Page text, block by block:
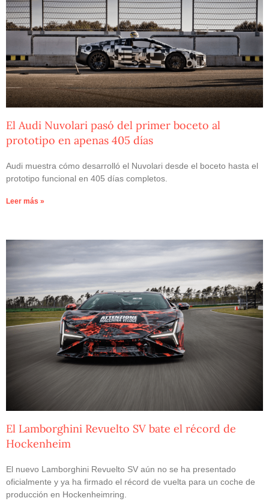
El Audi Nuvolari pasó del primer boceto al
prototipo en apenas 405 días
Audi muestra cómo desarrolló el Nuvolari desde el boceto hasta el
prototipo funcional en 405 días completos.
Leer más »
El Lamborghini Revuelto SV bate el récord de
Hockenheim
El nuevo Lamborghini Revuelto SV aún no se ha presentado
oficialmente y ya ha firmado el récord de vuelta para un coche de
producción en Hockenheimring.